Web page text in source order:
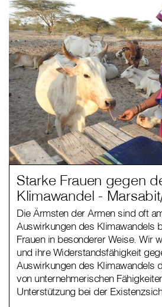
Starke Frauen gegen
Klimawandel -
Die Ärmsten der Armen sind oft
Auswirkungen des Klimawandels
Frauen in besonderer Weise. Wir
und ihre Widerstandsfähigkeit
Auswirkungen des Klimawandels
von unternehmerischen
Unterstützung bei der